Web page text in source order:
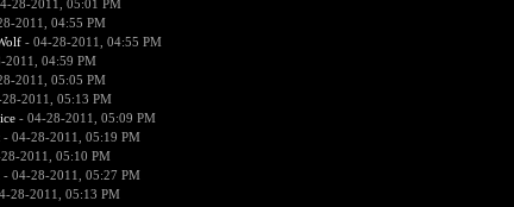
28-2011, 05:01 PM
2011, 04:55 PM
- 04-28-2011, 04:55 PM
04:59 PM
2011, 05:05 PM
2011, 05:13 PM
- 04-28-2011, 05:09 PM
- 04-28-2011, 05:19 PM
2011, 05:10 PM
- 04-28-2011, 05:27 PM
28-2011, 05:13 PM